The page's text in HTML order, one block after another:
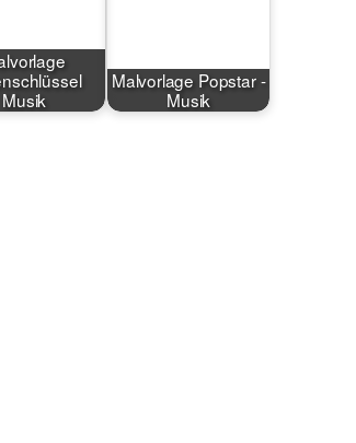
Musik
Malvorlage Popstar -
Musik